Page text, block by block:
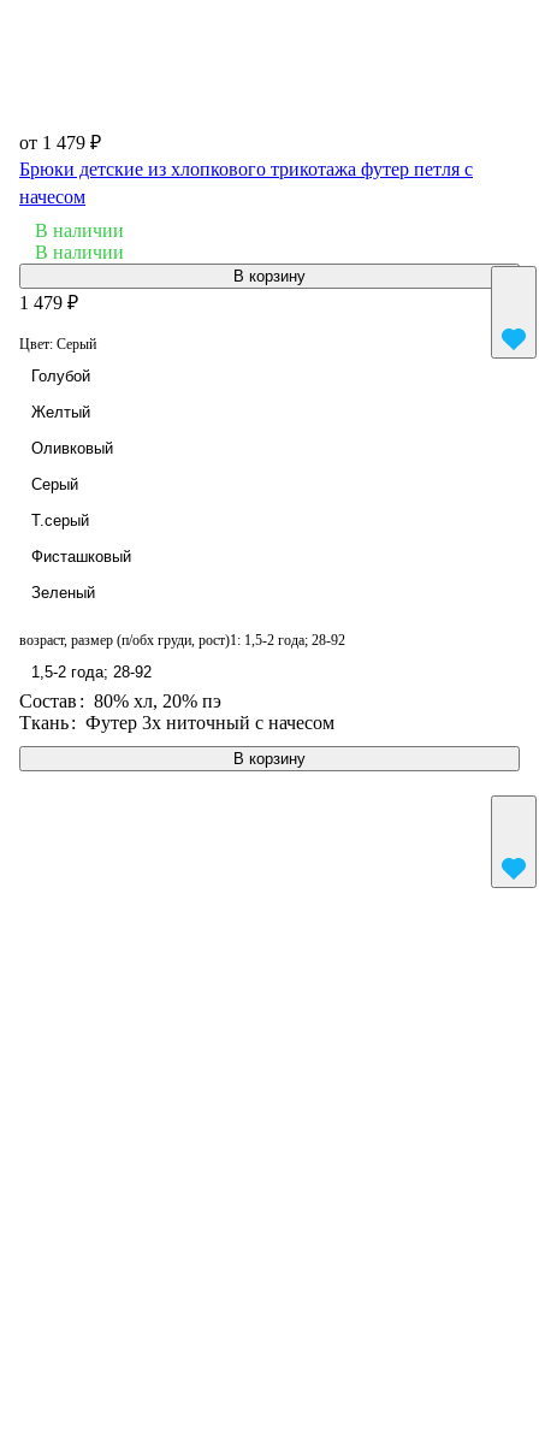
от 1 479 ₽
Брюки детские из хлопкового трикотажа футер петля с
начесом
В наличии
В корзину
В наличии
В корзину
1 479 ₽
Цвет: Серый
Голубой
Желтый
Оливковый
Серый
Т.серый
Фисташковый
Зеленый
возраст, размер (п/обх груди, рост)1: 1,5-2 года; 28-92
1,5-2 года; 28-92
Состав: 80% хл, 20% пэ
Ткань: Футер 3х ниточный с начесом